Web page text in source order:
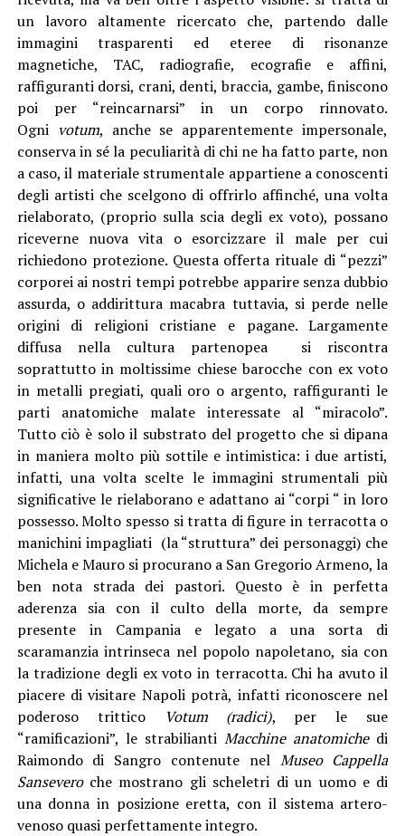
un lavoro altamente ricercato che, partendo dalle
immagini trasparenti ed eteree di risonanze
magnetiche, TAC, radiografie, ecografie e affini,
raffiguranti dorsi, crani, denti, braccia, gambe, finiscono
poi per “reincarnarsi” in un corpo rinnovato.
Ogni votum, anche se apparentemente impersonale,
conserva in sé la peculiarità di chi ne ha fatto parte, non
a caso, il materiale strumentale appartiene a conoscenti
degli artisti che scelgono di offrirlo affinché, una volta
rielaborato, (proprio sulla scia degli ex voto), possano
riceverne nuova vita o esorcizzare il male per cui
richiedono protezione. Questa offerta rituale di “pezzi”
corporei ai nostri tempi potrebbe apparire senza dubbio
assurda, o addirittura macabra tuttavia, si perde nelle
origini di religioni cristiane e pagane. Largamente
diffusa nella cultura partenopea si riscontra
soprattutto in moltissime chiese barocche con ex voto
in metalli pregiati, quali oro o argento, raffiguranti le
parti anatomiche malate interessate al “miracolo”.
Tutto ciò è solo il substrato del progetto che si dipana
in maniera molto più sottile e intimistica: i due artisti,
infatti, una volta scelte le immagini strumentali più
significative le rielaborano e adattano ai “corpi “ in loro
possesso. Molto spesso si tratta di figure in terracotta o
manichini impagliati (la “struttura” dei personaggi) che
Michela e Mauro si procurano a San Gregorio Armeno, la
ben nota strada dei pastori. Questo è in perfetta
aderenza sia con il culto della morte, da sempre
presente in Campania e legato a una sorta di
scaramanzia intrinseca nel popolo napoletano, sia con
la tradizione degli ex voto in terracotta. Chi ha avuto il
piacere di visitare Napoli potrà, infatti riconoscere nel
poderoso trittico
Votum (radici), per le sue
“ramificazioni”, le strabiliantiMacchine anatomichedi
Raimondo di Sangro contenute nel Museo Cappella
Sanseveroche mostrano gli scheletri di un uomo e di
una donna in posizione eretta, con il sistema artero-
venoso quasi perfettamente integro.